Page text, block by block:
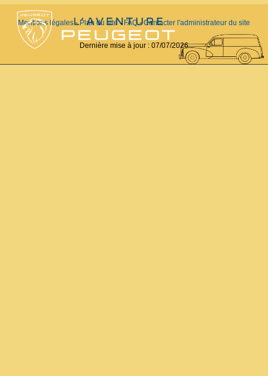
Mentions légales-Plan du site- FAQ-Contacter l'administrateur du site
Dernière mise à jour : 07/07/2026